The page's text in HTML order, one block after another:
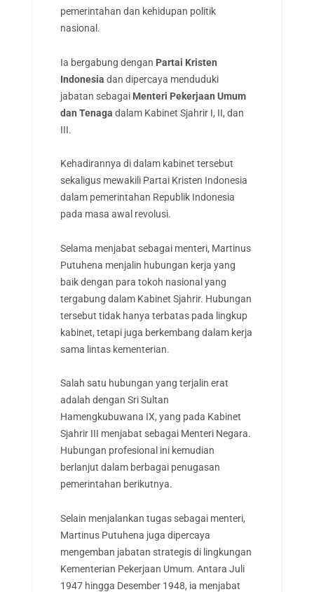
pemerintahan dan kehidupan politik
nasional.
Ia bergabung dengan Partai Kristen
Indonesia dan dipercaya menduduki
jabatan sebagai Menteri Pekerjaan Umum
dan Tenaga dalam Kabinet Sjahrir I, II, dan
III.
Kehadirannya di dalam kabinet tersebut
sekaligus mewakili Partai Kristen Indonesia
dalam pemerintahan Republik Indonesia
pada masa awal revolusi.
Selama menjabat sebagai menteri, Martinus
Putuhena menjalin hubungan kerja yang
baik dengan para tokoh nasional yang
tergabung dalam Kabinet Sjahrir. Hubungan
tersebut tidak hanya terbatas pada lingkup
kabinet, tetapi juga berkembang dalam kerja
sama lintas kementerian.
Salah satu hubungan yang terjalin erat
adalah dengan Sri Sultan
Hamengkubuwana IX, yang pada Kabinet
Sjahrir III menjabat sebagai Menteri Negara.
Hubungan profesional ini kemudian
berlanjut dalam berbagai penugasan
pemerintahan berikutnya.
Selain menjalankan tugas sebagai menteri,
Martinus Putuhena juga dipercaya
mengemban jabatan strategis di lingkungan
Kementerian Pekerjaan Umum. Antara Juli
1947 hingga Desember 1948, ia menjabat